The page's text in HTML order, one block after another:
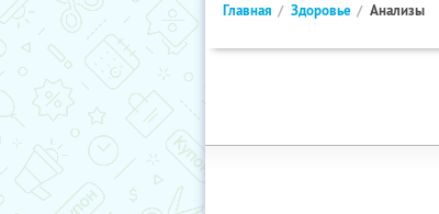
Главная Здоровье Анализы